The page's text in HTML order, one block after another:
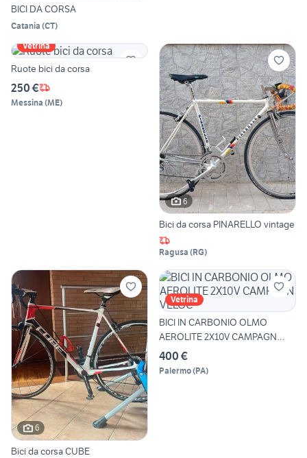
BICI DA CORSA
Catania (CT)
Vetrina
Ruote bici da corsa
250 €
Messina (ME)
6
Bici da corsa PINARELLO vintage
Ragusa (RG)
6
Bici da corsa CUBE
Vetrina
BICI IN CARBONIO OLMO
AEROLITE 2X10V CAMPAGN
VELOC
400 €
Palermo(PA)